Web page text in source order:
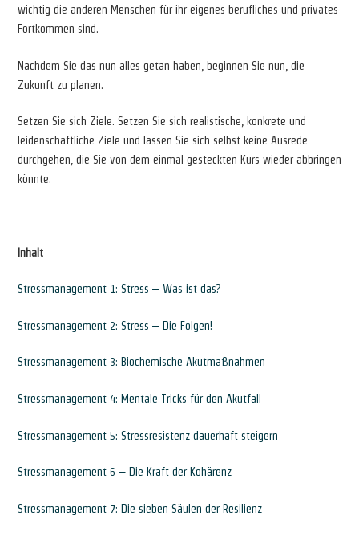
wichtig die anderen Menschen für ihr eigenes berufliches und privates
Fortkommen sind.
Nachdem Sie das nun alles getan haben, beginnen Sie nun, die
Zukunft zu planen.
Setzen Sie sich Ziele. Setzen Sie sich realistische, konkrete und
leidenschaftliche Ziele und lassen Sie sich selbst keine Ausrede
durchgehen, die Sie von dem einmal gesteckten Kurs wieder abbringen
könnte.
Inhalt
Stressmanagement 1: Stress – Was ist das?
Stressmanagement 2: Stress – Die Folgen!
Stressmanagement 3: Biochemische Akutmaßnahmen
Stressmanagement 4: Mentale Tricks für den Akutfall
Stressmanagement 5: Stressresistenz dauerhaft steigern
Stressmanagement 6 – Die Kraft der Kohärenz
Stressmanagement 7: Die sieben Säulen der Resilienz